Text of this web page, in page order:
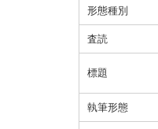
形態種別
査読
標題
執筆形態